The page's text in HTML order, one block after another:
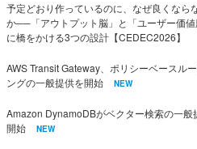
予定どおり作っているのに、なぜ良くなら
か──「アウトプット脳」と「ユーザー価値
に橋をかける3つの設計【CEDEC2026】
AWS Transit Gateway、ポリシーベースル
ングの一般提供を開始
NEW
Amazon DynamoDBがベクター検索の一般
開始
NEW